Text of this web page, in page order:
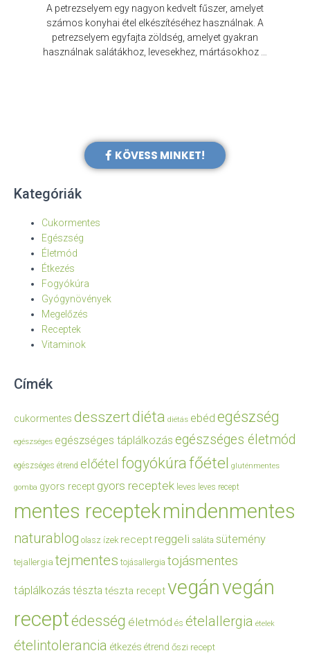
A petrezselyem egy nagyon kedvelt fűszer, amelyet
számos konyhai étel elkészítéséhez használnak. A
petrezselyem egyfajta zöldség, amelyet gyakran
használnak salátákhoz, levesekhez, mártásokhoz …
KÖVESS MINKET!
Kategóriák
Cukormentes
Egészség
Életmód
Étkezés
Fogyókúra
Gyógynövények
Megelőzés
Receptek
Vitaminok
Címék
cukormentes desszertdiéta diétás ebéd egészség
egészséges egészséges táplálkozás egészséges életmód
egészséges étrend előétel fogyókúrafőétel gluténmentes
gomba gyors recept gyors receptek leves leves recept
mentes receptekmindenmentes
naturablog olasz ízek recept reggeli saláta sütemény
tejallergia tejmentes tojásallergia tojásmentes
táplálkozás tészta tészta receptvegánvegán
receptédesség életmód és ételallergia ételek
ételintolerancia étkezés étrend őszi recept